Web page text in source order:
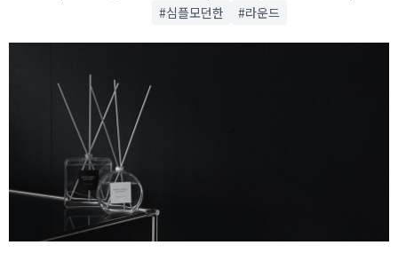
#심플모던한 #라운드